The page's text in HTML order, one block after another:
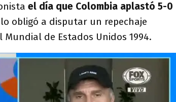
el día que Colombia aplastó 5-0
obligó a disputar un repechaje
de Estados Unidos 1994.